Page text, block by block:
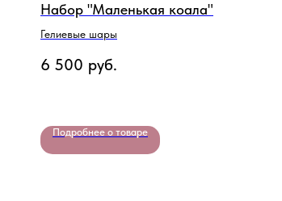
Набор "Маленькая коала"
Гелиевые шары
6 500 руб.
Подробнее о товаре